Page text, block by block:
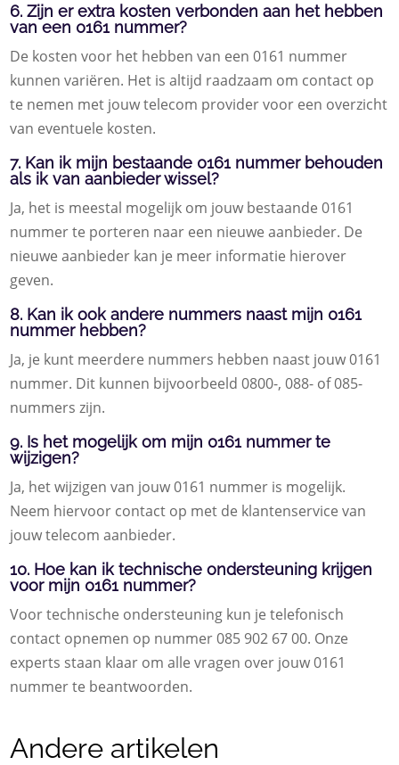
6. Zijn er extra kosten verbonden aan het hebben
van een 0161 nummer?
De kosten voor het hebben van een 0161 nummer
kunnen variëren. Het is altijd raadzaam om contact op
te nemen met jouw telecom provider voor een overzicht
van eventuele kosten.
7. Kan ik mijn bestaande 0161 nummer behouden
als ik van aanbieder wissel?
Ja, het is meestal mogelijk om jouw bestaande 0161
nummer te porteren naar een nieuwe aanbieder. De
nieuwe aanbieder kan je meer informatie hierover
geven.
8. Kan ik ook andere nummers naast mijn 0161
nummer hebben?
Ja, je kunt meerdere nummers hebben naast jouw 0161
nummer. Dit kunnen bijvoorbeeld 0800-, 088- of 085-
nummers zijn.
9. Is het mogelijk om mijn 0161 nummer te
wijzigen?
Ja, het wijzigen van jouw 0161 nummer is mogelijk.
Neem hiervoor contact op met de klantenservice van
jouw telecom aanbieder.
10. Hoe kan ik technische ondersteuning krijgen
voor mijn 0161 nummer?
Voor technische ondersteuning kun je telefonisch
contact opnemen op nummer 085 902 67 00. Onze
experts staan klaar om alle vragen over jouw 0161
nummer te beantwoorden.
Andere artikelen